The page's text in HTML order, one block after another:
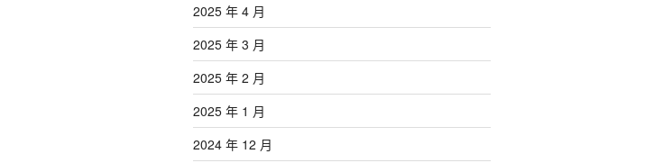
2025 年 4 月
2025 年 3 月
2025 年 2 月
2025 年 1 月
2024 年 12 月